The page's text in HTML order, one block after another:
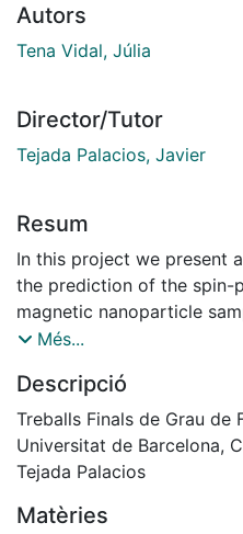
Autors
Tena Vidal, Júlia
Director/Tutor
Tejada Palacios, Javier
Resum
In this project we present
the prediction of the spin-
magnetic nanoparticle
techniques to manipulate
For this purpose, surface
excellent candidates since
tuneable mechanism for
excitations. The goal of
produced by SAWs,
Més...
Descripció
Treballs Finals de Grau de
Universitat de Barcelona,
Tejada Palacios
Matèries